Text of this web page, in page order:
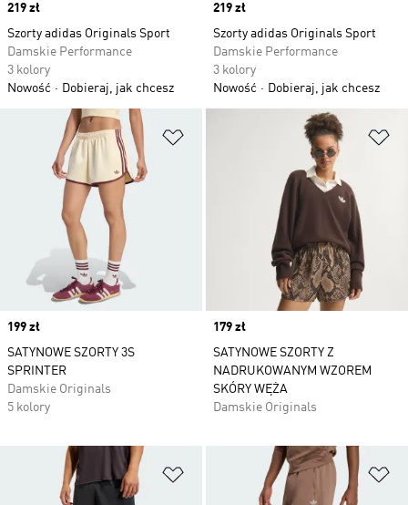
Price
219 zł
Szorty adidas Originals Sport
Damskie Performance
3 kolory
Nowość
Dobieraj, jak chcesz
Price
219 zł
Szorty adidas Originals Sport
Damskie Performance
3 kolory
Nowość
Dobieraj, jak chcesz
Dodaj do listy życzeń
Price
199 zł
SATYNOWE SZORTY 3S
SPRINTER
Damskie Originals
5 kolory
Price
179 zł
SATYNOWE SZORTY Z
NADRUKOWANYM WZOREM
SKÓRY WĘŻA
Damskie Originals
Dodaj do listy życzeń